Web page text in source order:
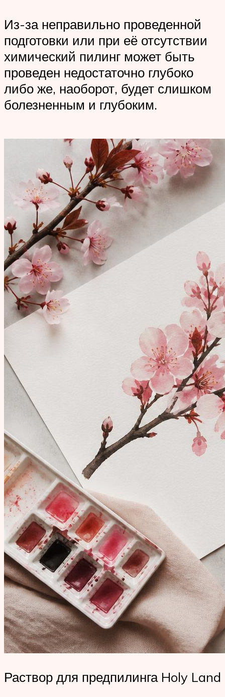
Из-за неправильно проведенной
подготовки или при её отсутствии
химический пилинг может быть
проведен недостаточно глубоко
либо же, наоборот, будет слишком
болезненным и глубоким.
Раствор для предпилинга Holy Land